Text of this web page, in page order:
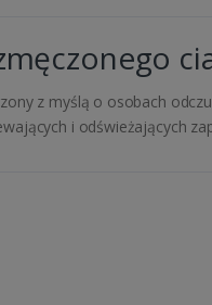
z myślą o osobach
i odświeżających